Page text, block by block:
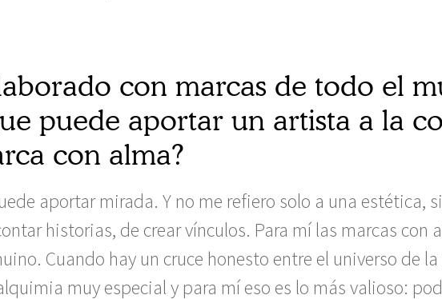
con marcas de todo el
puede aportar un artista a la
con alma?
aportar mirada. Y no me refiero solo a una estética,
historias, de crear vínculos. Para mí las marcas con
Cuando hay un cruce honesto entre el universo de
muy especial y para mí eso es lo más valioso: